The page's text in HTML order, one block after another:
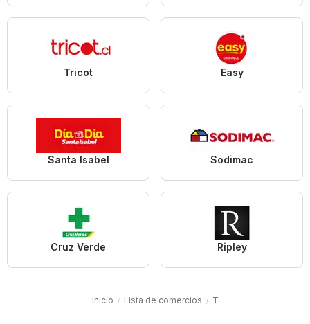
Tricot Easy
Santa Isabel Sodimac
Cruz Verde Ripley
Inicio Lista de comercios T